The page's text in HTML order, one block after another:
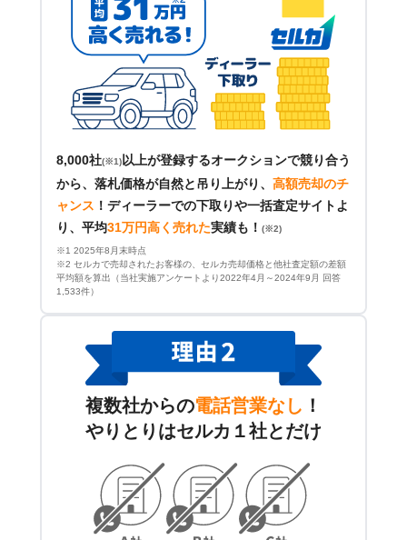
8,000社(※1) 以上が登録するオークションで競り合う
から、落札価格が自然と吊り上がり、 高額売却のチ
ャンス ！ ディーラーでの下取りや一括査定サイトよ
り、平均31万円高く売れた実績も！ (※2)
※1 2025年8月末時点
※2 セルカで売却されたお客様の、セルカ売却価格と他社査定額の差額
平均額を算出（当社実施アンケートより2022年4月～2024年9月 回答
1,533件）
複数社からの電話営業なし ！
やりとりはセルカ１社とだけ